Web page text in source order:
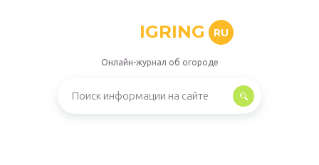
IGRING RU
Онлайн-журнал об огороде